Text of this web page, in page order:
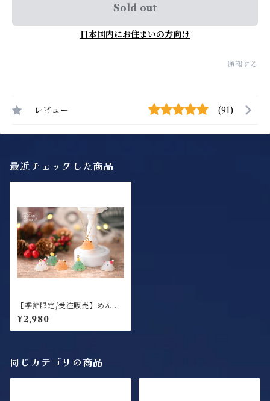
Sold out
日本国内にお住まいの方向け
通報する
レビュー (91)
最近チェックした商品
【季節限定/受注販売】めんだ
くろーすふれんず / ネックレ
ス
¥2,980
同じカテゴリの商品